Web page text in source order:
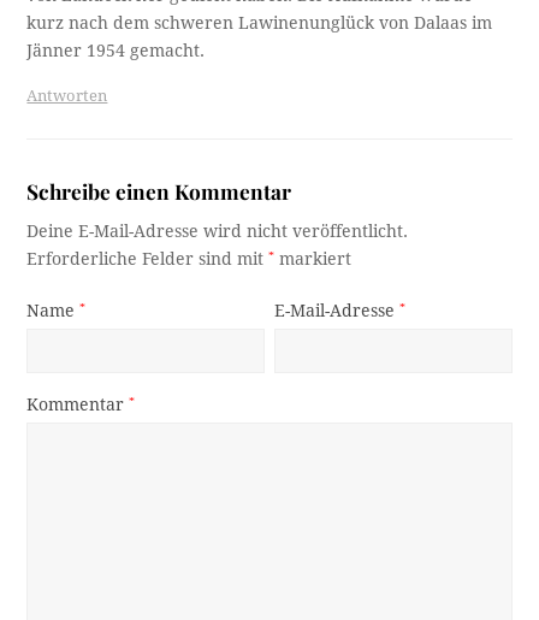
kurz nach dem schweren Lawinenunglück von Dalaas im
Jänner 1954 gemacht.
Antworten
Schreibe einen Kommentar
Deine E-Mail-Adresse wird nicht veröffentlicht.
Erforderliche Felder sind mit* markiert
Name* E-Mail-Adresse*
Kommentar*